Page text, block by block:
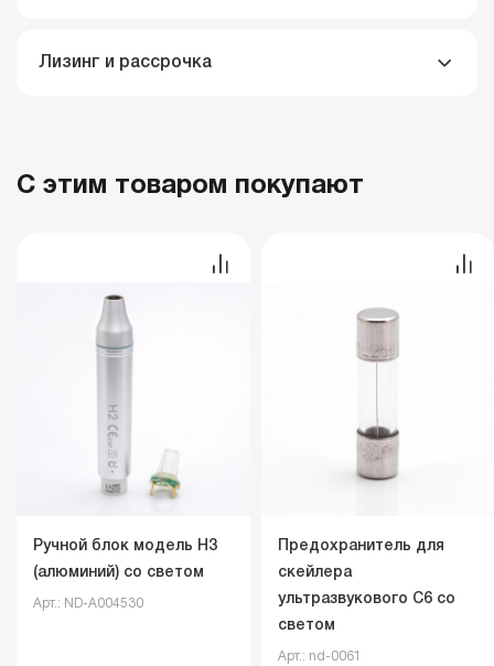
Лизинг и рассрочка
С этим товаром покупают
Ручной блок модель H3
(алюминий) со светом
Арт.: ND-A004530
Предохранитель для
скейлера
ультразвукового C6 со
светом
Арт.: nd-0061